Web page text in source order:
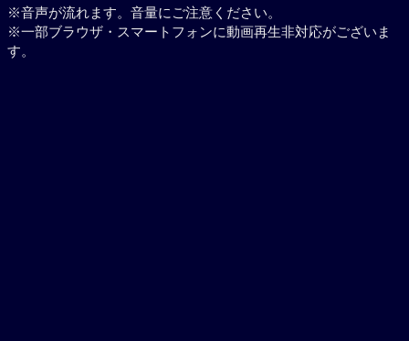
※音声が流れます。音量にご注意ください。
※一部ブラウザ・スマートフォンに動画再生非対応がございま
す。